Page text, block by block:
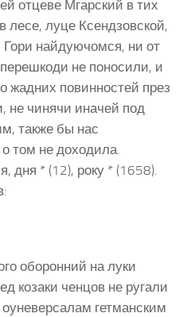
отцеве Мгарский в тих
лесе, луце Ксендзовской,
Гори найдуючомся, ни от
не поносили, и
жадних повинностей през
не чинячи иначей под
также бы нас
том не доходила.
дня * (12), року * (1658).
оборонний на луки
козаки ченцов не ругали
гетманским